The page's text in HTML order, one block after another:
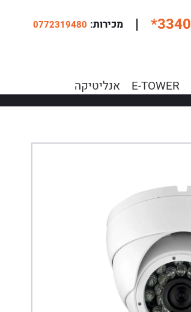
E-TOWER אנליטיקה
*3340
|
0772319480 :מכירות